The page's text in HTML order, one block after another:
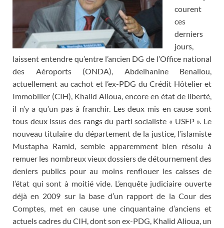
courent
ces
derniers
jours,
laissent entendre qu’entre l’ancien DG de l’Office national
des Aéroports (ONDA), Abdelhanine Benallou,
actuellement au cachot et l’ex-PDG du Crédit Hôtelier et
Immobilier (CIH), Khalid Alioua, encore en état de liberté,
il n’y a qu’un pas à franchir. Les deux mis en cause sont
tous deux issus des rangs du parti socialiste « USFP ». Le
nouveau titulaire du département de la justice, l’islamiste
Mustapha Ramid, semble apparemment bien résolu à
remuer les nombreux vieux dossiers de détournement des
deniers publics pour au moins renflouer les caisses de
l’état qui sont à moitié vide. L’enquête judiciaire ouverte
déjà en 2009 sur la base d’un rapport de la Cour des
Comptes, met en cause une cinquantaine d’anciens et
actuels cadres du CIH, dont son ex-PDG, Khalid Alioua, un